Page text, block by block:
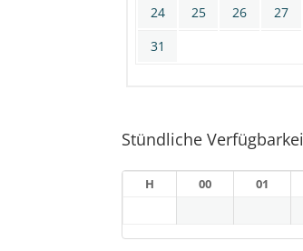
24
25 26 27
31
Stündliche
H 00 01